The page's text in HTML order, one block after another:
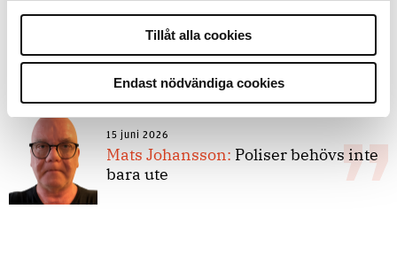
Tillåt alla cookies
Endast nödvändiga cookies
7 juli 2026
Debatt:Med för höga krav på evidens
kan polisen inte göra något alls
15 juni 2026
Mats Johansson: Poliser behövs inte
bara ute